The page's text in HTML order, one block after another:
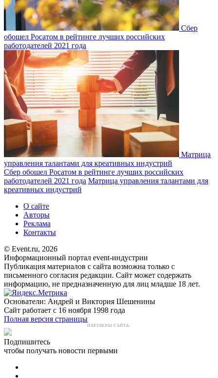
Сбер
обошел Росатом в рейтинге лучших российских
работодателей 2021 года
Матрица
управления талантами для креативных индустрий
Сбер обошел Росатом в рейтинге лучших российских
работодателей 2021 года Матрица управления талантами для
креативных индустрий
О сайте
Авторы
Реклама
Контакты
© Event.ru, 2026
Информационный портал event-индустрии
Публикация материалов с сайта возможна только с
письменного согласия редакции. Сайт может содержать
информацию, не предназначенную для лиц младше 18 лет.
Основатели: Андрей и Виктория Шешенины
Сайт работает с 16 ноября 1998 года
Полная версия страницы
ПАРТНЕРЫ САЙТА:
Подпишитесь
чтобы получать новости первыми